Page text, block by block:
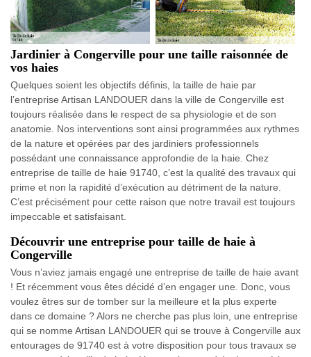
Jardinier à Congerville pour une taille raisonnée de
vos haies
Quelques soient les objectifs définis, la taille de haie par
l’entreprise Artisan LANDOUER dans la ville de Congerville est
toujours réalisée dans le respect de sa physiologie et de son
anatomie. Nos interventions sont ainsi programmées aux rythmes
de la nature et opérées par des jardiniers professionnels
possédant une connaissance approfondie de la haie. Chez
entreprise de taille de haie 91740, c’est la qualité des travaux qui
prime et non la rapidité d’exécution au détriment de la nature.
C’est précisément pour cette raison que notre travail est toujours
impeccable et satisfaisant.
Découvrir une entreprise pour taille de haie à
Congerville
Vous n’aviez jamais engagé une entreprise de taille de haie avant
! Et récemment vous êtes décidé d’en engager une. Donc, vous
voulez êtres sur de tomber sur la meilleure et la plus experte
dans ce domaine ? Alors ne cherche pas plus loin, une entreprise
qui se nomme Artisan LANDOUER qui se trouve à Congerville aux
entourages de 91740 est à votre disposition pour tous travaux se